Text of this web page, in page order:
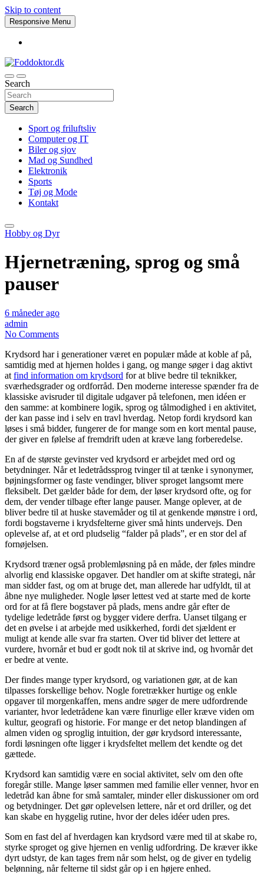
Skip to content
Responsive Menu
Foddoktor.dk
Search
Search
Sport og friluftsliv
Computer og IT
Biler og sjov
Mad og Sundhed
Elektronik
Sports
Tøj og Mode
Kontakt
Hobby og Dyr
Hjernetræning, sprog og små
pauser
6 måneder ago
admin
No Comments
Krydsord har i generationer været en populær måde at koble af på,
samtidig med at hjernen holdes i gang, og mange søger i dag aktivt
at find information om krydsord for at blive bedre til teknikker,
sværhedsgrader og ordforråd. Den moderne interesse spænder fra de
klassiske avisruder til digitale udgaver på telefonen, men idéen er
den samme: at kombinere logik, sprog og tålmodighed i en aktivitet,
der kan passe ind i selv en travl hverdag. Netop fordi krydsord kan
løses i små bidder, fungerer de for mange som en kort mental pause,
der giver en følelse af fremdrift uden at kræve lang forberedelse.
En af de største gevinster ved krydsord er arbejdet med ord og
betydninger. Når et ledetrådssprog tvinger til at tænke i synonymer,
bøjningsformer og faste vendinger, bliver sproget langsomt mere
fleksibelt. Det gælder både for dem, der løser krydsord ofte, og for
dem, der vender tilbage efter lange pauser. Mange oplever, at de
bliver bedre til at huske stavemåder og til at genkende mønstre i ord,
fordi bogstaverne i krydsfelterne giver små hints undervejs. Den
oplevelse af, at et ord pludselig “falder på plads”, er en stor del af
fornøjelsen.
Krydsord træner også problemløsning på en måde, der føles mindre
alvorlig end klassiske opgaver. Det handler om at skifte strategi, når
man sidder fast, og om at bruge det, man allerede har udfyldt, til at
åbne nye muligheder. Nogle løser lettest ved at starte med de korte
ord for at få flere bogstaver på plads, mens andre går efter de
tydelige ledetråde først og bygger videre derfra. Uanset tilgang er
det en øvelse i at arbejde med usikkerhed, fordi det sjældent er
muligt at kende alle svar fra starten. Over tid bliver det lettere at
vurdere, hvornår et bud er godt nok til at skrive ind, og hvornår det
er bedre at vente.
Der findes mange typer krydsord, og variationen gør, at de kan
tilpasses forskellige behov. Nogle foretrækker hurtige og enkle
opgaver til morgenkaffen, mens andre søger de mere udfordrende
varianter, hvor ledetrådene kan være finurlige eller kræve viden om
kultur, geografi og historie. For mange er det netop blandingen af
almen viden og sproglig intuition, der gør krydsord interessante,
fordi løsningen ofte ligger i krydsfeltet mellem det kendte og det
gættede.
Krydsord kan samtidig være en social aktivitet, selv om den ofte
foregår stille. Mange løser sammen med familie eller venner, hvor en
ledetråd kan åbne for små samtaler, minder eller diskussioner om ord
og betydninger. Det gør oplevelsen lettere, når et ord driller, og det
kan skabe en hyggelig rutine, hvor der deles idéer uden pres.
Som en fast del af hverdagen kan krydsord være med til at skabe ro,
styrke sproget og give hjernen en venlig udfordring. De kræver ikke
dyrt udstyr, de kan tages frem når som helst, og de giver en tydelig
belønning, når felterne til sidst går op i en højere enhed.